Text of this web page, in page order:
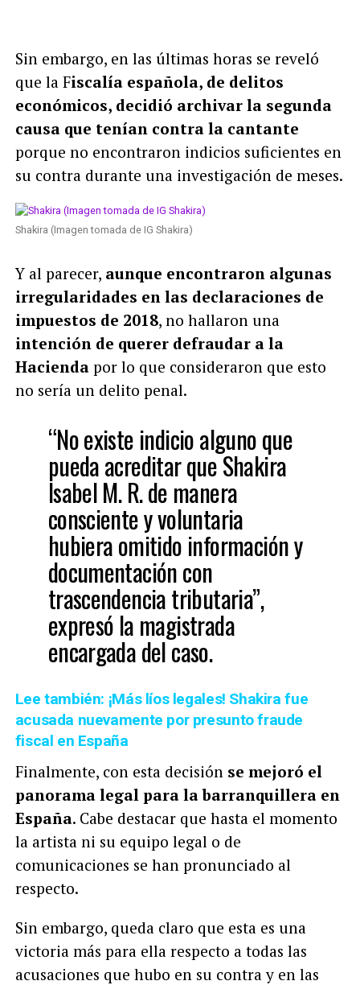
Sin embargo, en las últimas horas se reveló
que la Fiscalía española, de delitos
económicos, decidió archivar la segunda
causa que tenían contra la cantante
porque no encontraron indicios suficientes en
su contra durante una investigación de meses.
Shakira (Imagen tomada de IG Shakira)
Y al parecer, aunque encontraron algunas
irregularidades en las declaraciones de
impuestos de 2018, no hallaron una
intención de querer defraudar a la
Haciendapor lo que consideraron que esto
no sería un delito penal.
“No existe indicio alguno que
pueda acreditar que Shakira
Isabel M. R. de manera
consciente y voluntaria
hubiera omitido información y
documentación con
trascendencia tributaria”,
expresó la magistrada
encargada del caso.
Lee también: ¡Más líos legales! Shakira fue
acusada nuevamente por presunto fraude
fiscal en España
Finalmente, con esta decisión se mejoró el
panorama legal para la barranquillera en
España. Cabe destacar que hasta el momento
la artista ni su equipo legal o de
comunicaciones se han pronunciado al
respecto.
Sin embargo, queda claro que esta es una
victoria más para ella respecto a todas las
acusaciones que hubo en su contra y en las